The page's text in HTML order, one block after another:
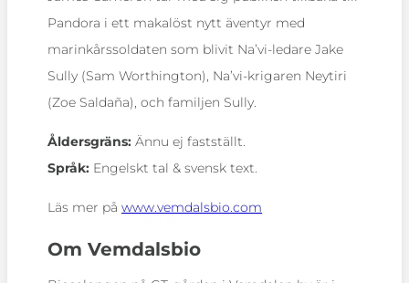
Pandora i ett makalöst nytt äventyr med
marinkårssoldaten som blivit Na’vi-ledare Jake
Sully (Sam Worthington), Na’vi-krigaren Neytiri
(Zoe Saldaña), och familjen Sully.
Åldersgräns: Ännu ej fastställt.
Språk: Engelskt tal & svensk text.
Läs mer på www.vemdalsbio.com
Om Vemdalsbio